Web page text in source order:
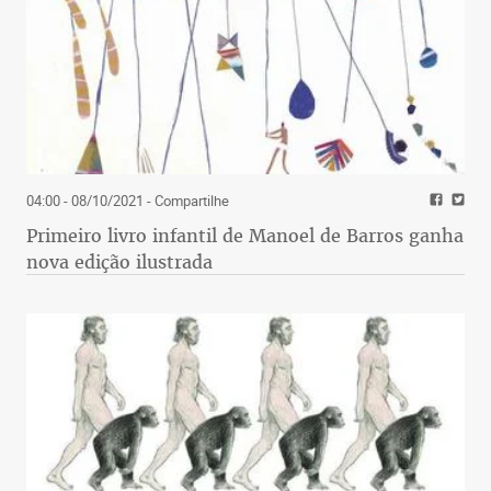
Faz sentido o que pretende fazer o Tribunal
Superior Eleitoral (TSE) já que a necessidade é
substituir as urnas eleitorais utilizadas desde
2009. E se não bastasse, elas estão obsoletas. Daí a
informação oficial do TSE de confirmar a intenção
de comprar até 176 mil urnas eletrônicas para as
04:00 - 08/10/2021 - Compartilhe
Primeiro livro infantil de Manoel de Barros ganha
nova edição ilustrada